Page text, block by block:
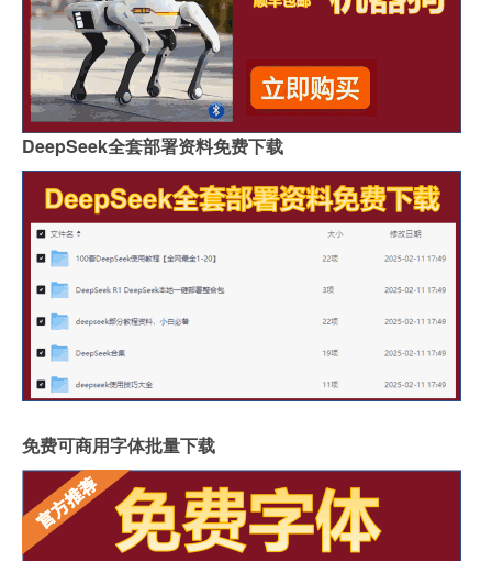
DeepSeek全套部署资料免费下载
免费可商用字体批量下载